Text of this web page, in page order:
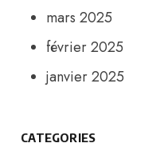
mars 2025
février 2025
janvier 2025
CATEGORIES